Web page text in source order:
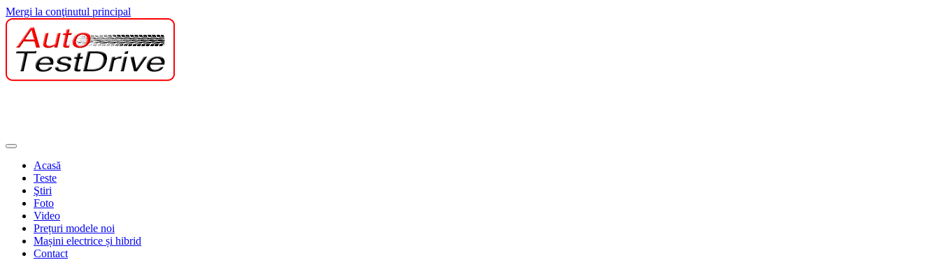
Mergi la conţinutul principal
Acasă
Teste
Ştiri
Foto
Video
Prețuri modele noi
Mașini electrice și hibrid
Contact